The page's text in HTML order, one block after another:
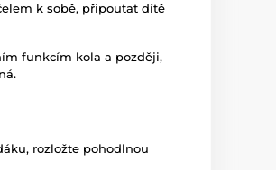
k sobě, připoutat dítě
funkcím kola a později,
rozložte pohodlnou